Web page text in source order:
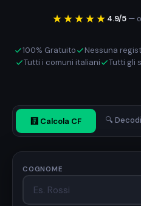
★★★★★ 4.9/5 —
100% Gratuito Nessuna
Tutti i comuni italiani
Tutti gli
🧮 Calcola CF 🔍
COGNOME